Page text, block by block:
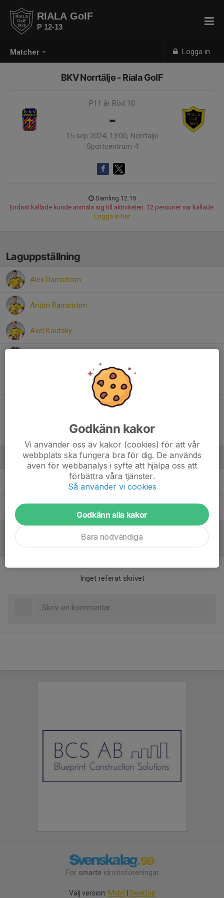
Matcher Logga in
RIALA GoIF
P 12-13
BKV Norrtälje - Riala GoIF
P11 år Röd 10
-
15 sep 2024, 13:00, Norrtälje
Sportcentrum 4
Samling 12:15
Endast kallade kunde anmäla sig till aktiviteten. 12 personer var kallade.
Logga in här
Laguppställning
Alex Ramström
Anton Ramström
Axel Kautsky
William Sjöblom
Ledare
Claës LundströmAssisterande tränare P13
Inget referat skrivet
För smarta idrottsföreningar
Välj version: Mobil Desktop
Godkänn kakor
Vi använder oss av kakor (cookies) för att vår
webbplats ska fungera bra för dig. De används
även för webbanalys i syfte att hjälpa oss att
förbättra våra tjänster.
Så använder vi cookies
Godkänn alla kakor
Bara nödvändiga